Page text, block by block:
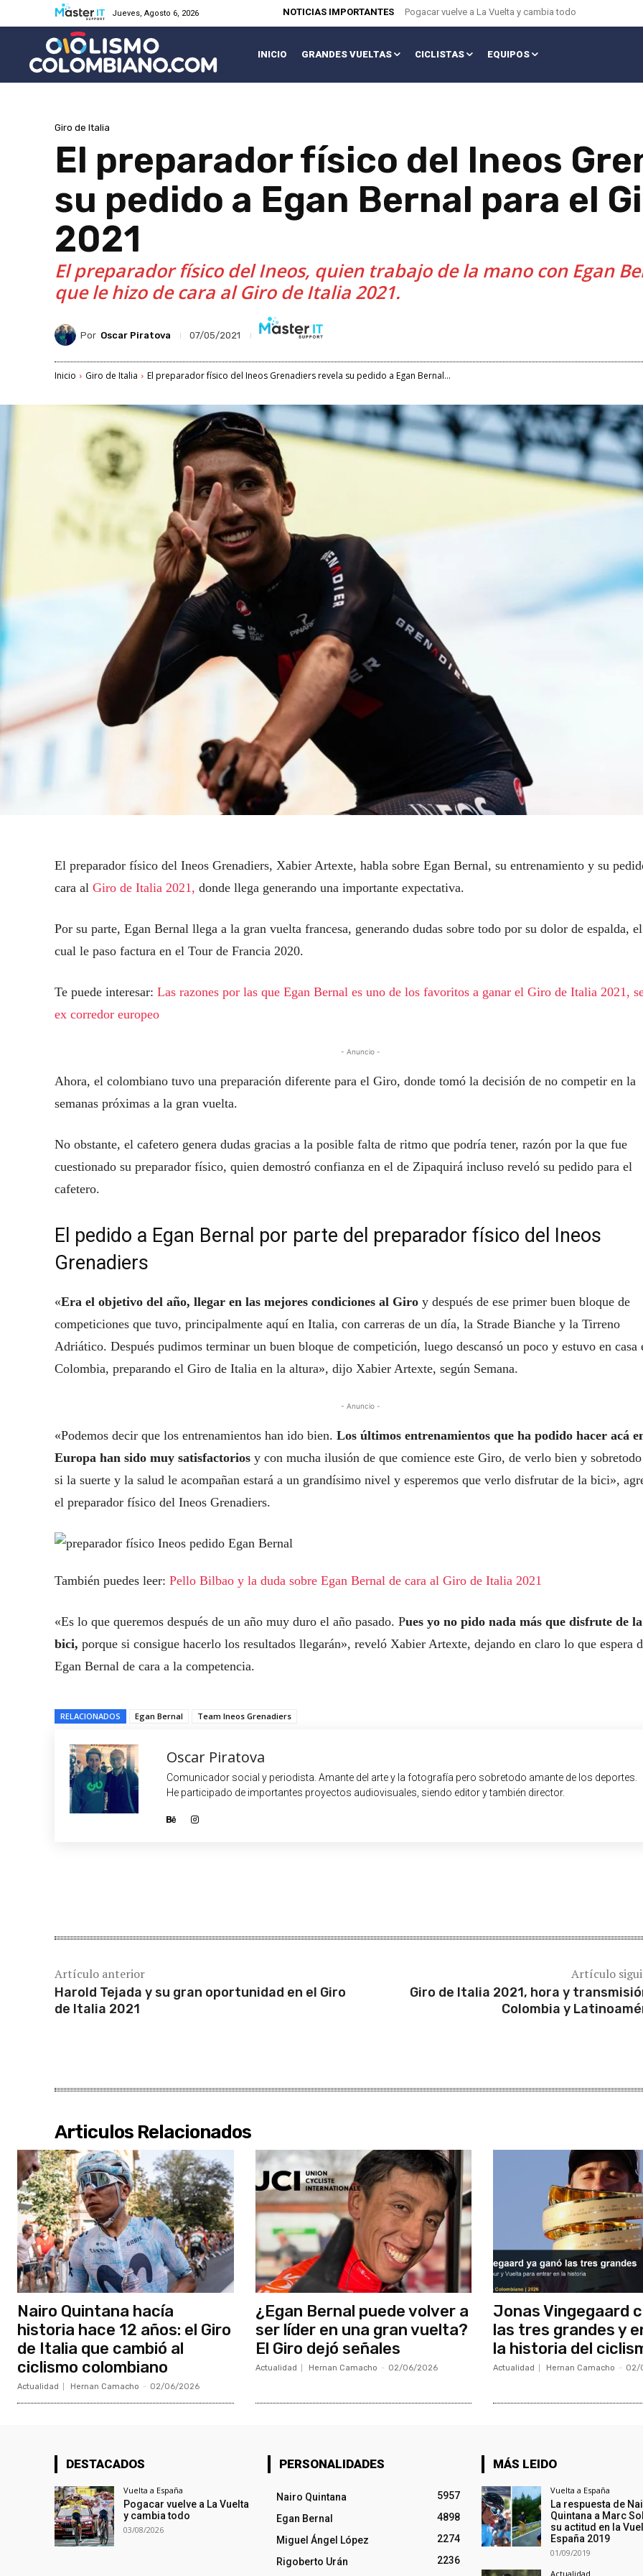
Jueves, Agosto 6, 2026 NOTICIAS IMPORTANTES Pogacar vuelve a La Vuelta y cambia todo
INICIO GRANDES VUELTAS CICLISTAS EQUIPOS
Giro de Italia
El preparador físico del Ineos
su pedido a Egan Bernal para el
2021
El preparador físico del Ineos, quien trabajo de la mano con Egan
que le hizo de cara al Giro de Italia 2021.
Por Oscar Piratova 07/05/2021
Inicio Giro de Italia El preparador físico del Ineos Grenadiers revela su pedido a Egan Bernal...
El preparador físico del Ineos Grenadiers, Xabier Artexte, habla sobre Egan Bernal, su entrenamiento y su
cara al Giro de Italia 2021, donde llega generando una importante expectativa.
Por su parte, Egan Bernal llega a la gran vuelta francesa, generando dudas sobre todo por su dolor de espalda, el
cual le paso factura en el Tour de Francia 2020.
Te puede interesar: Las razones por las que Egan Bernal es uno de los favoritos a ganar el Giro de Italia 2021,
ex corredor europeo
- Anuncio -
Ahora, el colombiano tuvo una preparación diferente para el Giro, donde tomó la decisión de no competir en la
semanas próximas a la gran vuelta.
No obstante, el cafetero genera dudas gracias a la posible falta de ritmo que podría tener, razón por la que fue
cuestionado su preparador físico, quien demostró confianza en el de Zipaquirá incluso reveló su pedido para el
cafetero.
El pedido a Egan Bernal por parte del preparador físico del Ineos
Grenadiers
«Era el objetivo del año, llegar en las mejores condiciones al Giro y después de ese primer buen bloque de
competiciones que tuvo, principalmente aquí en Italia, con carreras de un día, la Strade Bianche y la Tirreno
Adriático. Después pudimos terminar un buen bloque de competición, luego descansó un poco y estuvo en casa
Colombia, preparando el Giro de Italia en la altura», dijo Xabier Artexte, según Semana.
- Anuncio -
«Podemos decir que los entrenamientos han ido bien. Los últimos entrenamientos que ha podido hacer acá
Europa han sido muy satisfactorios y con mucha ilusión de que comience este Giro, de verlo bien y
si la suerte y la salud le acompañan estará a un grandísimo nivel y esperemos que verlo disfrutar de la bici»,
el preparador físico del Ineos Grenadiers.
También puedes leer: Pello Bilbao y la duda sobre Egan Bernal de cara al Giro de Italia 2021
«Es lo que queremos después de un año muy duro el año pasado. Pues yo no pido nada más que disfrute de la
bici, porque si consigue hacerlo los resultados llegarán», reveló Xabier Artexte, dejando en claro lo que espera
Egan Bernal de cara a la competencia.
RELACIONADOS Egan Bernal Team Ineos Grenadiers
Oscar Piratova
Comunicador social y periodista. Amante del arte y la fotografía pero sobretodo amante de los deportes.
He participado de importantes proyectos audiovisuales, siendo editor y también director.
Artículo anterior
Harold Tejada y su gran oportunidad en el Giro
de Italia 2021
Artículo
Giro de Italia 2021, hora y
Colombia y
Articulos Relacionados
Nairo Quintana hacía
historia hace 12 años: el Giro
de Italia que cambió al
ciclismo colombiano
Actualidad Hernan Camacho - 02/06/2026
¿Egan Bernal puede volver a
ser líder en una gran vuelta?
El Giro dejó señales
Actualidad Hernan Camacho - 02/06/2026
Jonas Vingegaard
las tres grandes y
la historia del
Actualidad Hernan Camacho - 02/
DESTACADOS
Vuelta a España
Pogacar vuelve a La Vuelta
y cambia todo
03/08/2026
PERSONALIDADES
Nairo Quintana
5957
Egan Bernal
4898
Miguel Ángel López
2274
Rigoberto Urán
2236
MÁS LEIDO
Vuelta a España
La respuesta de
Quintana a Marc
su actitud en la
España 2019
01/09/2019
Actualidad